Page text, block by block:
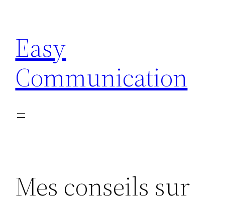
contenu
Easy
Communication
Mes conseils sur